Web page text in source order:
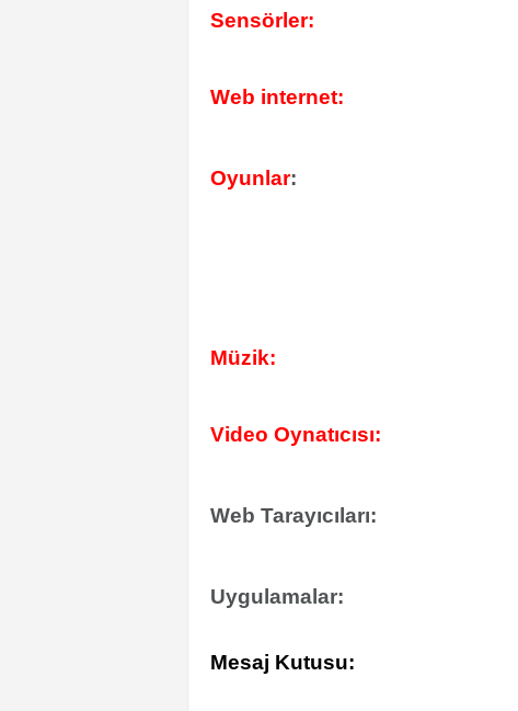
Sensörler:
Web internet:
Oyunlar:
Müzik:
Video Oynatıcısı:
Web Tarayıcıları:
Uygulamalar:
Mesaj Kutusu: